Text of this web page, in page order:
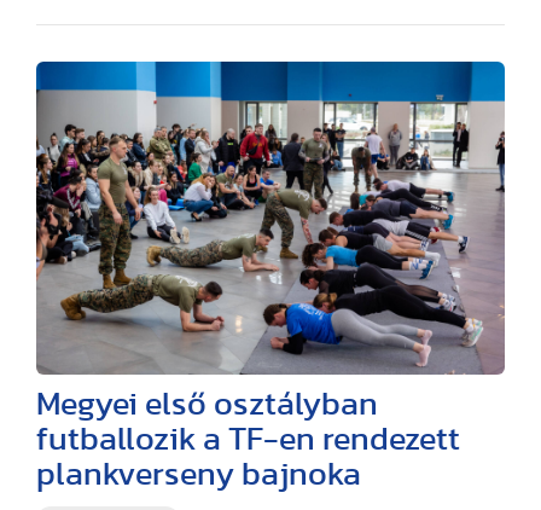
Megyei első osztályban
futballozik a TF-en rendezett
plankverseny bajnoka